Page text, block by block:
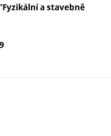
a stavebně